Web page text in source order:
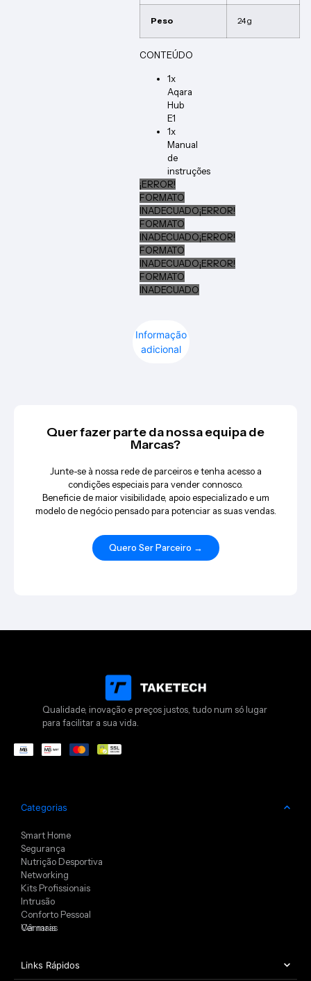
Informação
adicional
Peso 24 g
CONTEÚDO
1x
Aqara
Hub
E1
1x
Manual
de
instruções
¡ERROR!
FORMATO
INADECUADO¡ERROR!
FORMATO
INADECUADO¡ERROR!
FORMATO
INADECUADO¡ERROR!
FORMATO
INADECUADO
Quer fazer parte da nossa equipa de
Marcas?
Junte-se à nossa rede de parceiros e tenha acesso a
condições especiais para vender connosco.
Beneficie de maior visibilidade, apoio especializado e um
modelo de negócio pensado para potenciar as suas vendas.
Quero Ser Parceiro →
Qualidade, inovação e preços justos, tudo num só lugar
para facilitar a sua vida.
Categorias
Smart Home
Segurança
Nutrição Desportiva
Networking
Kits Profissionais
Intrusão
Conforto Pessoal
Câmaras
Ver mais
Links Rápidos